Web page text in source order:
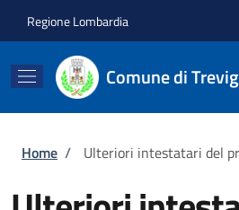
Regione Lombardia
Comune di
Briciole di pane
Home / Ulteriori intestatari del